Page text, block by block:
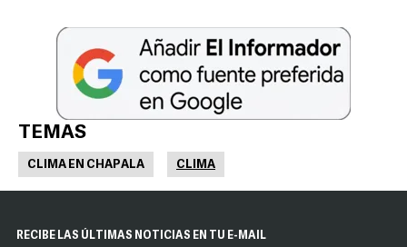
TEMAS
CLIMA EN CHAPALA CLIMA
RECIBE LAS ÚLTIMAS NOTICIAS EN TU E-MAIL